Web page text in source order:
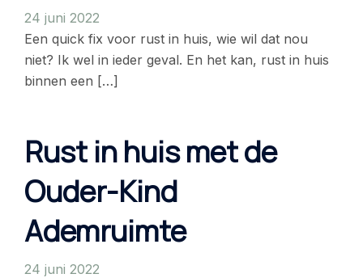
24 juni 2022
Een quick fix voor rust in huis, wie wil dat nou
niet? Ik wel in ieder geval. En het kan, rust in huis
binnen een […]
Rust in huis met de
Ouder-Kind
Ademruimte
24 juni 2022